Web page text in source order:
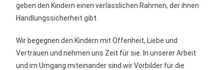
geben den Kindern einen verlässlichen Rahmen, der ihnen
Handlungssicherheit gibt.
Wir begegnen den Kindern mit Offenheit, Liebe und
Vertrauen und nehmen uns Zeit für sie. In unserer Arbeit
und im Umgang miteinander sind wir Vorbilder für die